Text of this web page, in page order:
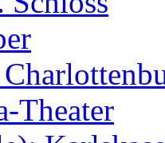
Theater